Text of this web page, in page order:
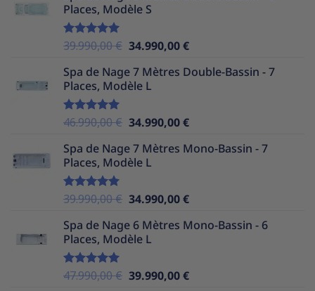
était :
Places, Modèle S
Note5.00
39.990,00€ Le
initial
était :
34.990,00€Le
actuel
Spa de Nage 7 Mètres Double-Bassin - 7
Places, Modèle L
Note5.00
46.990,00€ Le
initial
était :
34.990,00€Le
actuel
Spa de Nage 7 Mètres Mono-Bassin - 7
Places, Modèle L
Note5.00
39.990,00€ Le
initial
était :
34.990,00€Le
actuel
Spa de Nage 6 Mètres Mono-Bassin - 6
Places, Modèle L
Note5.00
47.990,00€ Le
39.990,00€Le